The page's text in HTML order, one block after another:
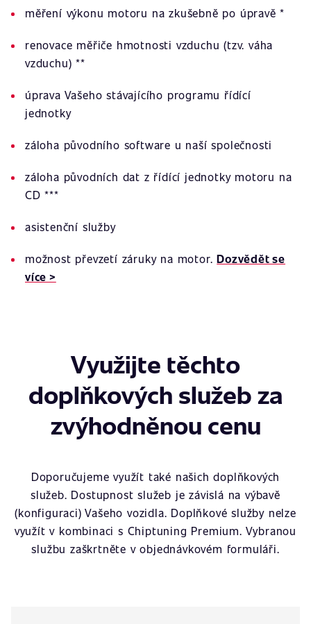
měření výkonu motoru na zkušebně po úpravě *
renovace měřiče hmotnosti vzduchu (tzv. váha
vzduchu) **
úprava Vašeho stávajícího programu řídící
jednotky
záloha původního software u naší společnosti
záloha původních dat z řídící jednotky motoru na
CD ***
asistenční služby
možnost převzetí záruky na motor.Dozvědět se
více >
Využijte těchto
doplňkových služeb za
zvýhodněnou cenu
Doporučujeme využít také našich doplňkových
služeb. Dostupnost služeb je závislá na výbavě
(konfiguraci) Vašeho vozidla. Doplňkové služby nelze
využít v kombinaci s Chiptuning Premium. Vybranou
službu zaškrtněte v objednávkovém formuláři.